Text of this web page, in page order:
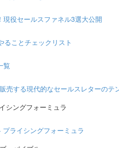
現役セールスファネル3選大公開
ることチェックリスト
覧
売する現代的なセールスレターのテ
シングフォーミュラ
ライシングフォーミュラ